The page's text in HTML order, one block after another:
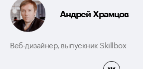
Андрей Храмцов
Веб-дизайнер, выпускник Skillbox